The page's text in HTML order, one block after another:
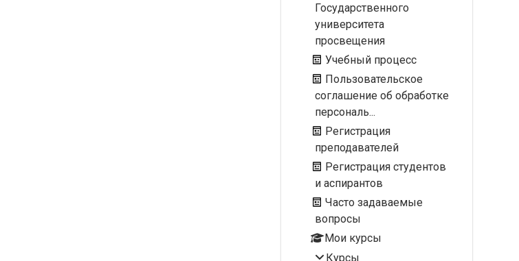
Государственного
университета
просвещения
Учебный процесс
Пользовательское
соглашение об обработке
персональ...
Регистрация
преподавателей
Регистрация студентов
и аспирантов
Часто задаваемые
вопросы
Мои курсы
Курсы